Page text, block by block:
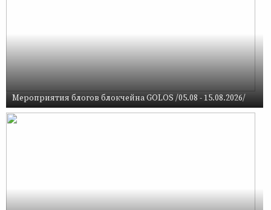
Мероприятия блогов блокчейна GOLOS /05.08 - 15.08.2026/